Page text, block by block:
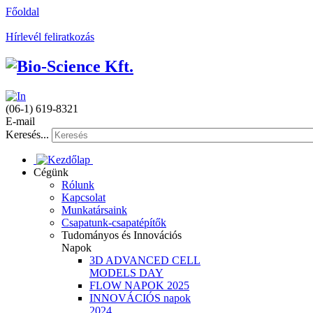
Főoldal
Hírlevél feliratkozás
(06-1) 619-8321
E-mail
Keresés...
Cégünk
Rólunk
Kapcsolat
Munkatársaink
Csapatunk-csapatépítők
Tudományos és Innovációs
Napok
3D ADVANCED CELL
MODELS DAY
FLOW NAPOK 2025
INNOVÁCIÓS napok
2024